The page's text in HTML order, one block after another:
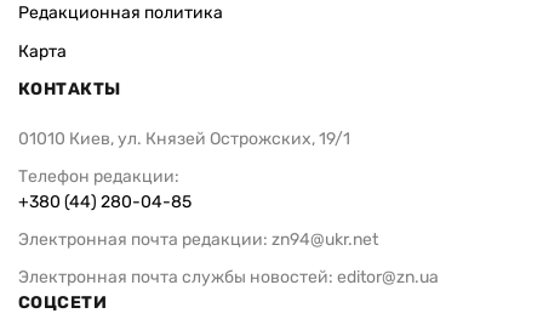
Редакционная политика
Карта
КОНТАКТЫ
01010 Киев, ул. Князей Острожских, 19/1
Телефон редакции:
+380 (44) 280-04-85
Электронная почта редакции: zn94@ukr.net
Электронная почта службы новостей: editor@zn.ua
СОЦСЕТИ